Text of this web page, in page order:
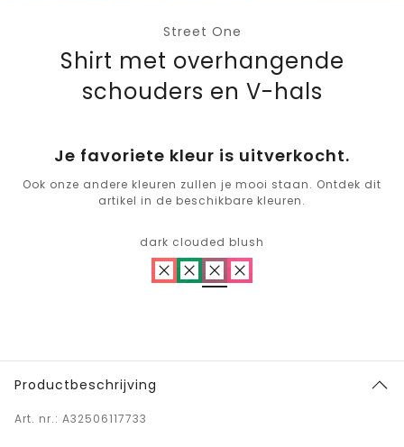
Street One
Shirt met overhangende
schouders en V-hals
Je favoriete kleur is uitverkocht.
Ook onze andere kleuren zullen je mooi staan. Ontdek dit
artikel in de beschikbare kleuren.
dark clouded blush
Productbeschrijving
Art. nr.: A32506117733